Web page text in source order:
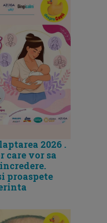
2026 .
care vor sa
proaspete